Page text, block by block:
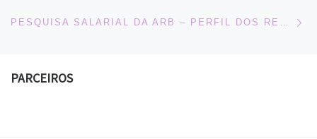
PESQUISA SALARIAL DA ARB – PERFIL DOS RESPONDENTES
PARCEIROS